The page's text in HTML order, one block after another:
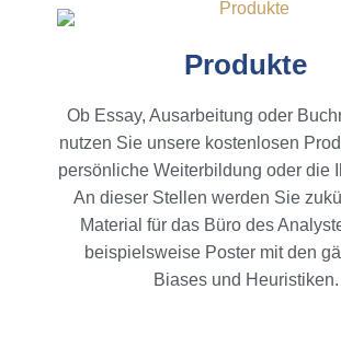
Produkte
Ob Essay, Ausarbeitung oder
nutzen Sie unsere kostenlosen
persönliche Weiterbildung oder die
An dieser Stellen werden Sie
Material für das Büro des
beispielsweise Poster mit den
Biases und Heuristiken.